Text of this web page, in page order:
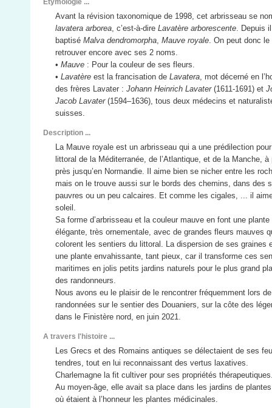
Etymologie ...
Avant la révision taxonomique de 1998, cet arbrisseau se
lavatera arborea, c’est-à-dire Lavatère arborescente. Depuis
baptisé Malva dendromorpha, Mauve royale. On peut donc le
retrouver encore avec ses 2 noms.
• Mauve : Pour la couleur de ses fleurs.
• Lavatère est la francisation de Lavatera, mot décerné en
des frères Lavater : Johann Heinrich Lavater(1611-1691) et
Jacob Lavater(1594–1636), tous deux médecins et
suisses.
Description ...
La Mauve royale est un arbrisseau qui a une prédilection
littoral de la Méditerranée, de l’Atlantique, et de la Manche, à
près jusqu’en Normandie. Il aime bien se nicher entre les
mais on le trouve aussi sur le bords des chemins, dans des
pauvres ou un peu calcaires. Et comme les cigales, ... il
soleil.
Sa forme d’arbrisseau et la couleur mauve en font une plante
élégante, très ornementale, avec de grandes fleurs mauves
colorent les sentiers du littoral. La dispersion de ses graines
une plante envahissante, tant pieux, car il transforme ces
maritimes en jolis petits jardins naturels pour le plus grand
des randonneurs.
Nous avons eu le plaisir de le rencontrer fréquemment lors
randonnées sur le sentier des Douaniers, sur la côte des
dans le Finistère nord, en juin 2021.
A travers l'histoire ...
Les Grecs et des Romains antiques se délectaient de ses
tendres, tout en lui reconnaissant des vertus laxatives.
Charlemagne la fit cultiver pour ses propriétés
Au moyen-âge, elle avait sa place dans les jardins de
où étaient à l’honneur les plantes médicinales.